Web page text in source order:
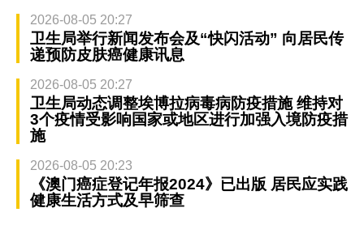
2026-08-05 20:27
卫生局举行新闻发布会及“快闪活动” 向居民传
递预防皮肤癌健康讯息
2026-08-05 20:27
卫生局动态调整埃博拉病毒病防疫措施 维持对
3个疫情受影响国家或地区进行加强入境防疫措
施
2026-08-05 20:23
《澳门癌症登记年报2024》已出版 居民应实践
健康生活方式及早筛查